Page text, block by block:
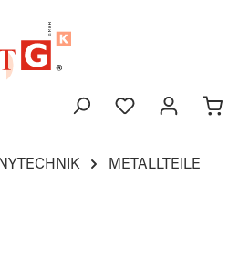
METALLTEILE